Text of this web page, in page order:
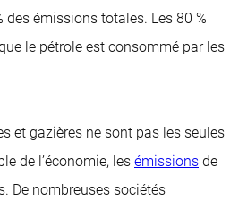
des émissions totales. Les 80 %
le pétrole est consommé par les
et gazières ne sont pas les seules
de l’économie, les émissions de
De nombreuses sociétés